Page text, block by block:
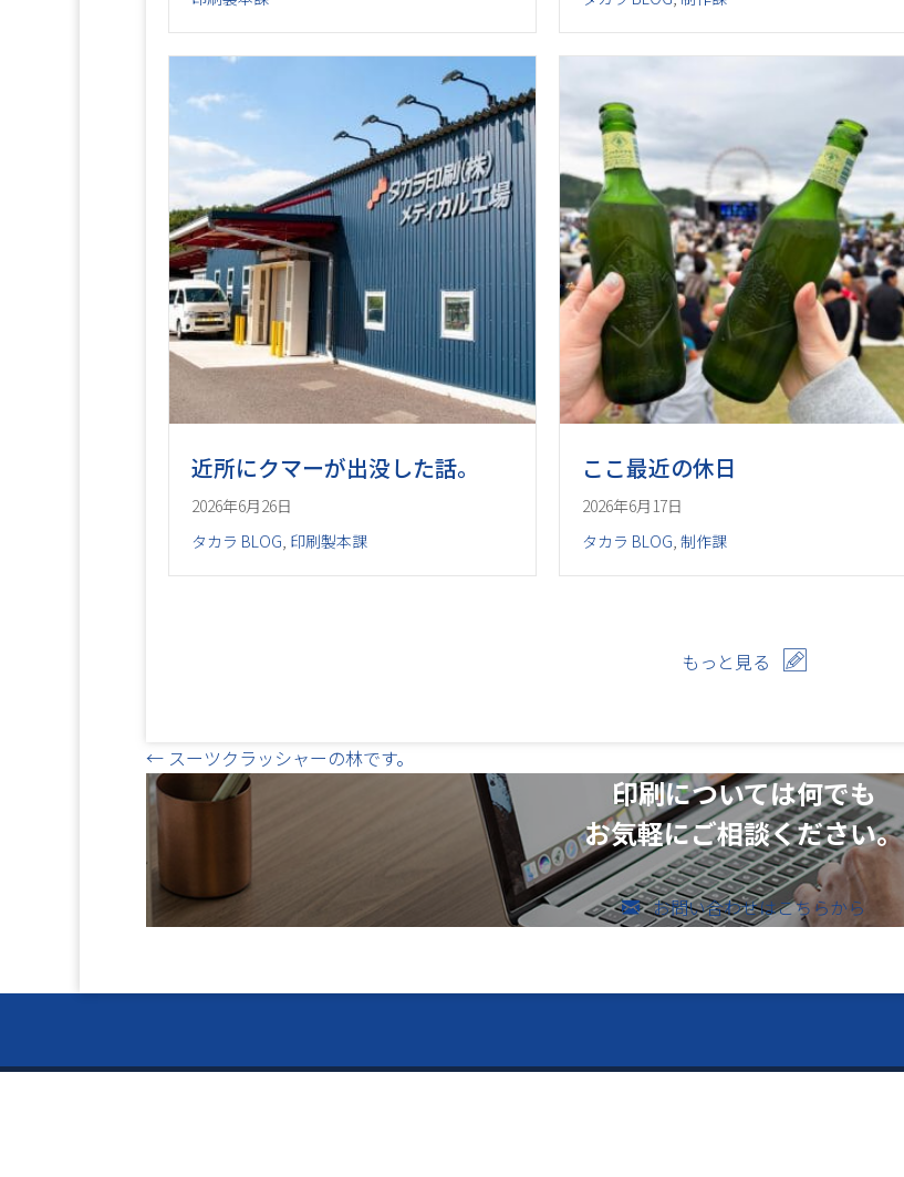
近所にクマーが出没した話。
2026年6月26日
タカラ BLOG 印刷製本課
ここ最近の休日
2026年6月17日
タカラ BLOG ,制作課
もっと見る
Posts
navigation
← スーツクラッシャーの林です。
印刷については何でも
お気軽にご相談ください。
お問い合わせはこちらから